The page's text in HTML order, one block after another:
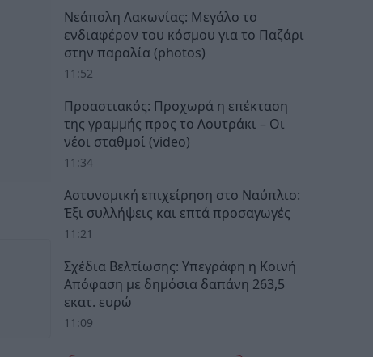
Νεάπολη Λακωνίας: Μεγάλο το
ενδιαφέρον του κόσμου για το Παζάρι
στην παραλία (photos)
11:52
Προαστιακός: Προχωρά η επέκταση
της γραμμής προς το Λουτράκι – Οι
νέοι σταθμοί (video)
11:34
Αστυνομική επιχείρηση στο Ναύπλιο:
Έξι συλλήψεις και επτά προσαγωγές
11:21
Σχέδια Βελτίωσης: Υπεγράφη η Κοινή
Απόφαση με δημόσια δαπάνη 263,5
εκατ. ευρώ
11:09